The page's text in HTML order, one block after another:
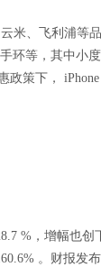
米、飞利浦等
环等，其中小
策下，
%，增幅也
。财报发